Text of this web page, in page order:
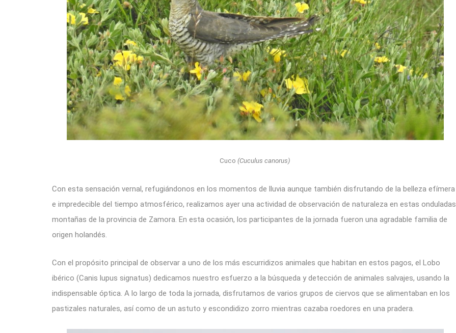
Cuco(Cuculus canorus)
Con esta sensación vernal, refugiándonos en los momentos de lluvia aunque también disfrutando de la belleza efímera
e impredecible del tiempo atmosférico, realizamos ayer una actividad de observación de naturaleza en estas onduladas
montañas de la provincia de Zamora. En esta ocasión, los participantes de la jornada fueron una agradable familia de
origen holandés.
Con el propósito principal de observar a uno de los más escurridizos animales que habitan en estos pagos, el Lobo
ibérico (Canis lupus signatus) dedicamos nuestro esfuerzo a la búsqueda y detección de animales salvajes, usando la
indispensable óptica. A lo largo de toda la jornada, disfrutamos de varios grupos de ciervos que se alimentaban en los
pastizales naturales, así como de un astuto y escondidizo zorro mientras cazaba roedores en una pradera.